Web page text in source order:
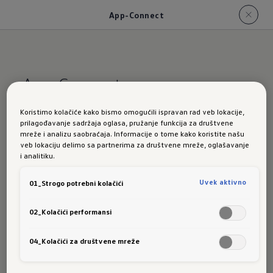
App-Connect
App-Connect
Infotainment i entertainmentza svaki
trenutak
Želite komforno upravljati svojim aplikacijama
jednostavno zahvaljujući usluzi App Connect¹.
aplikacijama i sadržajima rukujete izravno iz
svog Volkswagena. Oni se putem tehnologije
Koristimo kolačiće kako bismo omogućili ispravan rad veb lokacije,
prilagođavanje sadržaja oglasa, pružanje funkcija za društvene
mreže i analizu saobraćaja. Informacije o tome kako koristite našu
veb lokaciju delimo sa partnerima za društvene mreže, oglašavanje
i analitiku.
01_Strogo potrebni kolačići Uvek aktivno
02_Kolačići performansi
04_Kolačići za društvene mreže